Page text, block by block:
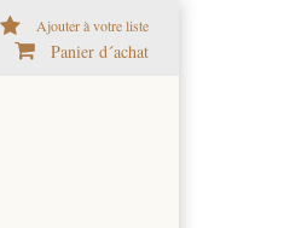
Ajouter à votre liste
Panier d´achat